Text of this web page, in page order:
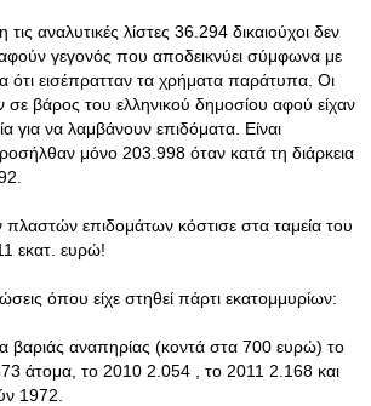
αναλυτικές λίστες 36.294 δικαιούχοι δεν
γεγονός που αποδεικνύει σύμφωνα με
ότι εισέπρατταν τα χρήματα παράτυπα. Οι
σε βάρος του ελληνικού δημοσίου αφού είχαν
για να λαμβάνουν επιδόματα. Είναι
μόνο 203.998 όταν κατά τη διάρκεια
επιδομάτων κόστισε στα ταμεία του
εκατ. ευρώ!
όπου είχε στηθεί πάρτι εκατομμυρίων:
βαριάς αναπηρίας (κοντά στα 700 ευρώ) το
άτομα, το 2010 2.054 , το 2011 2.168 και
1972.